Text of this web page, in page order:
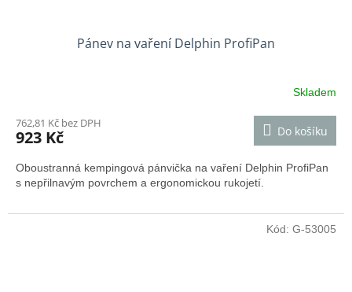
Pánev na vaření Delphin ProfiPan
Skladem
762,81 Kč bez DPH
923 Kč Do košíku
Oboustranná kempingová pánvička na vaření Delphin ProfiPan
s nepřilnavým povrchem a ergonomickou rukojetí.
Kód: G-53005